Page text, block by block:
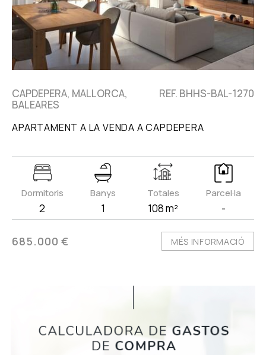
CAPDEPERA, MALLORCA,
BALEARES
REF. BHHS-BAL-1270
APARTAMENT A LA VENDA A CAPDEPERA
Dormitoris
2
Banys
1
Totales
108 m²
Parcel·la
-
685.000 € MÉS INFORMACIÓ